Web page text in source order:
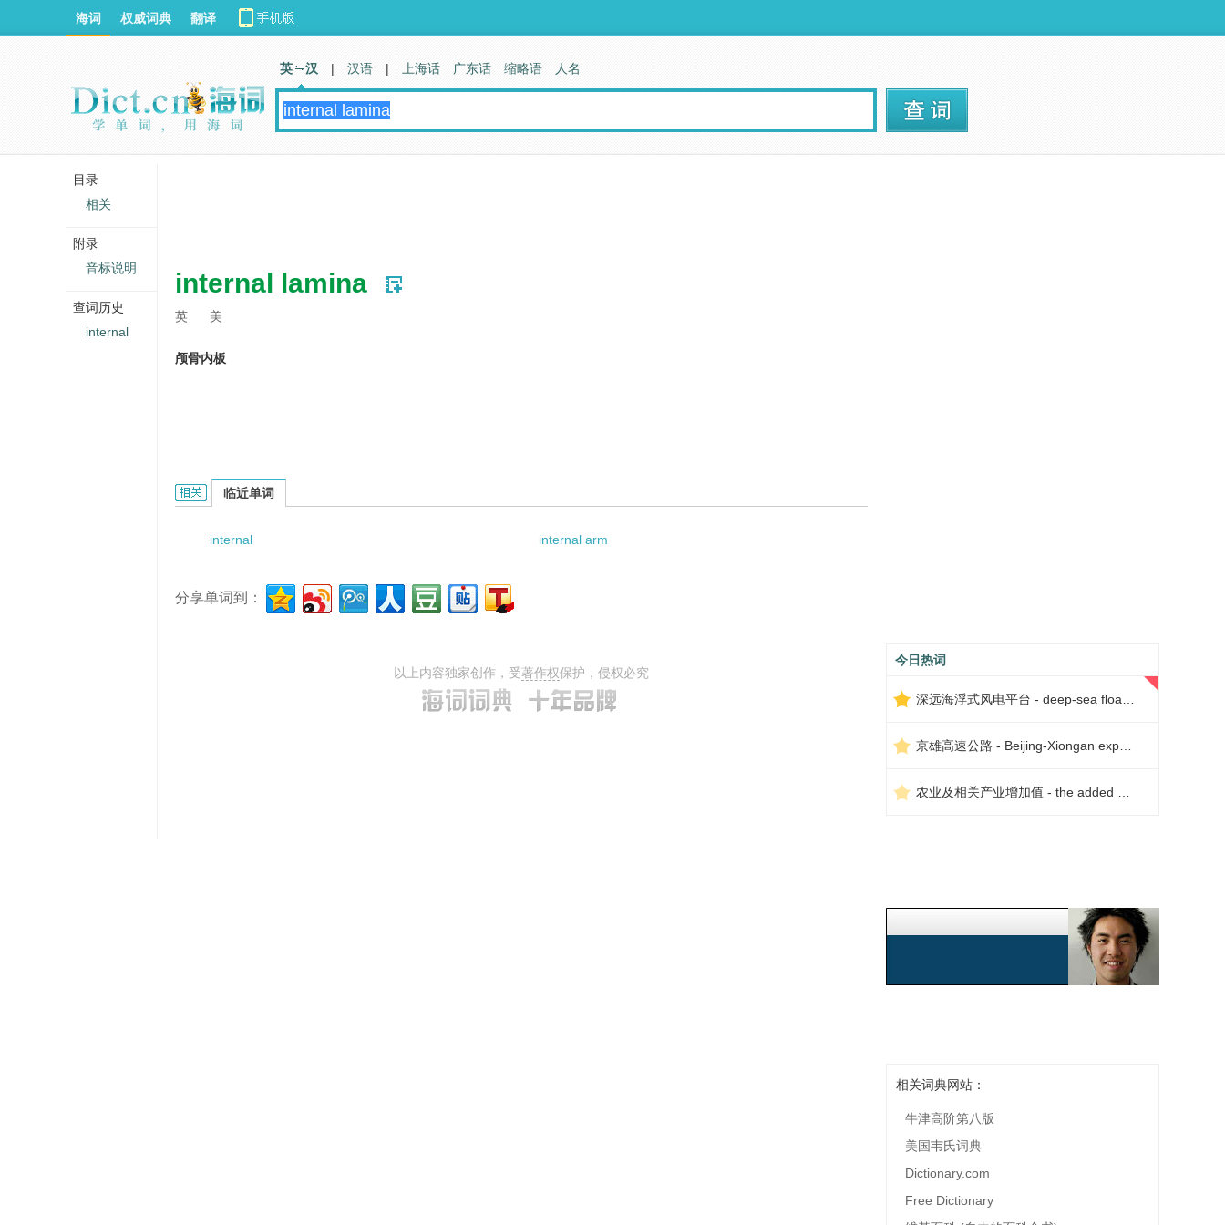
internal lamina
英 美
颅骨内板
internal lamina的相关资料：
临近单词
internal internal arm
分享单词到：
以上内容独家创作，受著作权保护，侵权必究
今日热词
相关词典网站：
牛津高阶第八版
美国韦氏词典
Dictionary.com
Free Dictionary
海词 权威词典 翻译
英 汉 | 汉语 | 上海话 广东话 缩略语 人名
目录
相关
附录
音标说明
查词历史
internal